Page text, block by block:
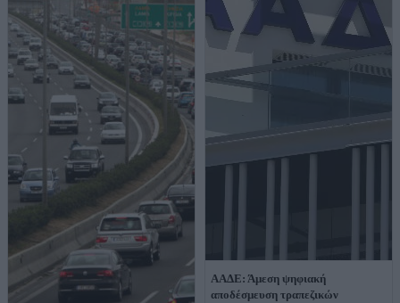
ΑΑΔΕ: Άμεση ψηφιακή
αποδέσμευση τραπεζικών